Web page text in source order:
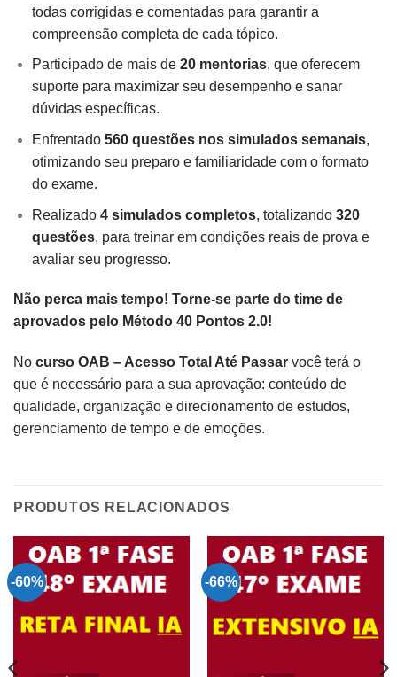
todas corrigidas e comentadas para garantir a
compreensão completa de cada tópico.
Participado de mais de 20 mentorias, que oferecem
suporte para maximizar seu desempenho e sanar
dúvidas específicas.
Enfrentado 560 questões nos simulados semanais,
otimizando seu preparo e familiaridade com o formato
do exame.
Realizado 4 simulados completos, totalizando 320
questões, para treinar em condições reais de prova e
avaliar seu progresso.
Não perca mais tempo! Torne-se parte do time de
aprovados pelo Método 40 Pontos 2.0!
No curso OAB – Acesso Total Até Passar você terá o
que é necessário para a sua aprovação: conteúdo de
qualidade, organização e direcionamento de estudos,
gerenciamento de tempo e de emoções.
PRODUTOS RELACIONADOS
-60% -66%